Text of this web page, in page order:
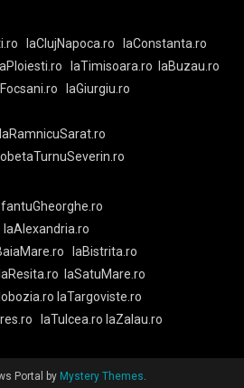
laClujNapoca.ro
laConstanta.ro
laPloiesti.ro laTimisoara.ro
laBuzau.ro
laGiurgiu.ro
laRamnicuSarat.ro
laAlexandria.ro
laBistrita.ro
laResita.ro
laSatuMare.ro
laTargoviste.ro
laTulcea.ro laZalau.ro
Portal by Mystery Themes.